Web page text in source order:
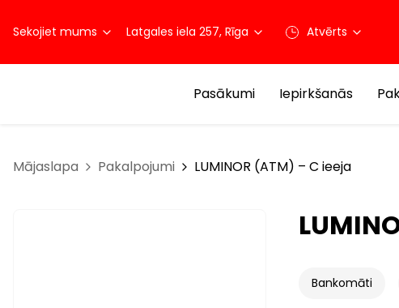
Sekojiet mums Latgales iela 257, Rīga Atvērts
Pasākumi Iepirkšanās
Mājaslapa Pakalpojumi LUMINOR (ATM) – C ieeja
Bankomāti